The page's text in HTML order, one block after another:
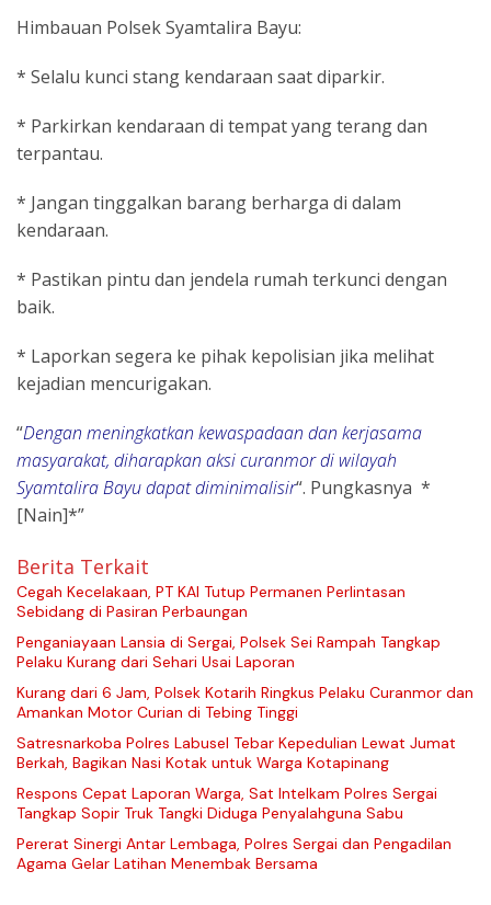
Himbauan Polsek Syamtalira Bayu:
* Selalu kunci stang kendaraan saat diparkir.
* Parkirkan kendaraan di tempat yang terang dan
terpantau.
* Jangan tinggalkan barang berharga di dalam
kendaraan.
* Pastikan pintu dan jendela rumah terkunci dengan
baik.
* Laporkan segera ke pihak kepolisian jika melihat
kejadian mencurigakan.
“Dengan meningkatkan kewaspadaan dan kerjasama
masyarakat, diharapkan aksi curanmor di wilayah
Syamtalira Bayu dapat diminimalisir“. Pungkasnya *
[Nain]*”
Berita Terkait
Cegah Kecelakaan, PT KAI Tutup Permanen Perlintasan
Sebidang di Pasiran Perbaungan
Penganiayaan Lansia di Sergai, Polsek Sei Rampah Tangkap
Pelaku Kurang dari Sehari Usai Laporan
Kurang dari 6 Jam, Polsek Kotarih Ringkus Pelaku Curanmor dan
Amankan Motor Curian di Tebing Tinggi
Satresnarkoba Polres Labusel Tebar Kepedulian Lewat Jumat
Berkah, Bagikan Nasi Kotak untuk Warga Kotapinang
Respons Cepat Laporan Warga, Sat Intelkam Polres Sergai
Tangkap Sopir Truk Tangki Diduga Penyalahguna Sabu
Pererat Sinergi Antar Lembaga, Polres Sergai dan Pengadilan
Agama Gelar Latihan Menembak Bersama